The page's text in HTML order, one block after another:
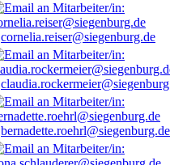
cornelia.reiser@siegenburg.de
bernadette.roehrl@siegenburg.de